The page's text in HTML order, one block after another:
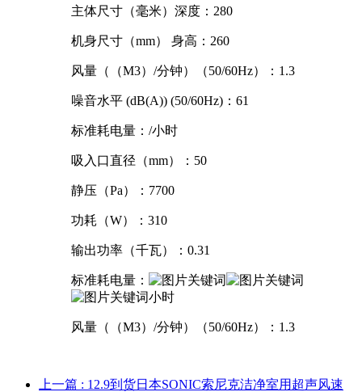
主体尺寸（毫米）深度：280
机身尺寸（mm） 身高：260
风量（（M3）/分钟）（50/60Hz）：1.3
噪音水平 (dB(A)) (50/60Hz)：61
标准耗电量：/小时
吸入口直径（mm）：50
静压（Pa）：7700
功耗（W）：310
输出功率（千瓦）：0.31
标准耗电量：
小时
风量（（M3）/分钟）（50/60Hz）：1.3
上一篇 : 12.9到货日本SONIC索尼克洁净室用超声风速